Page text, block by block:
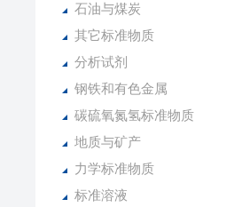
石油与煤炭
其它标准物质
分析试剂
钢铁和有色金属
碳硫氧氮氢标准物质
地质与矿产
力学标准物质
标准溶液